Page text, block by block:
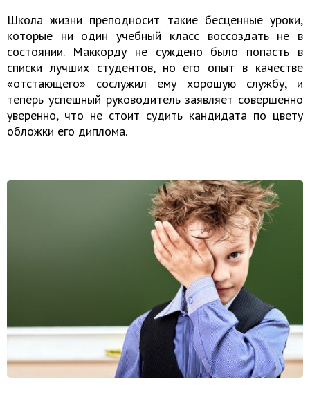
Школа жизни преподносит такие бесценные уроки,
которые ни один учебный класс воссоздать не в
состоянии. Маккорду не суждено было попасть в
списки лучших студентов, но его опыт в качестве
«отстающего» сослужил ему хорошую службу, и
теперь успешный руководитель заявляет совершенно
уверенно, что не стоит судить кандидата по цвету
обложки его диплома.